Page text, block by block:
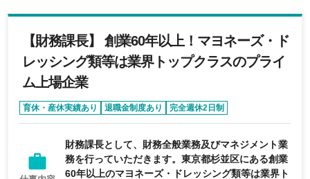
【財務課長】 創業60年以上！マヨネーズ・ド
レッシング類等は業界トップクラスのプライ
ム上場企業
育休・産休実績あり 退職金制度あり
完全週休2日制
年間休日120日以上
残業少なめ
財務課長として、財務全般業務及びマネジメント業
務を行っていただきます。東京都杉並区にある創業
60年以上のマヨネーズ・ドレッシング類等は業界ト